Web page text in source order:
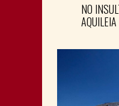
NO
AQUILEIA